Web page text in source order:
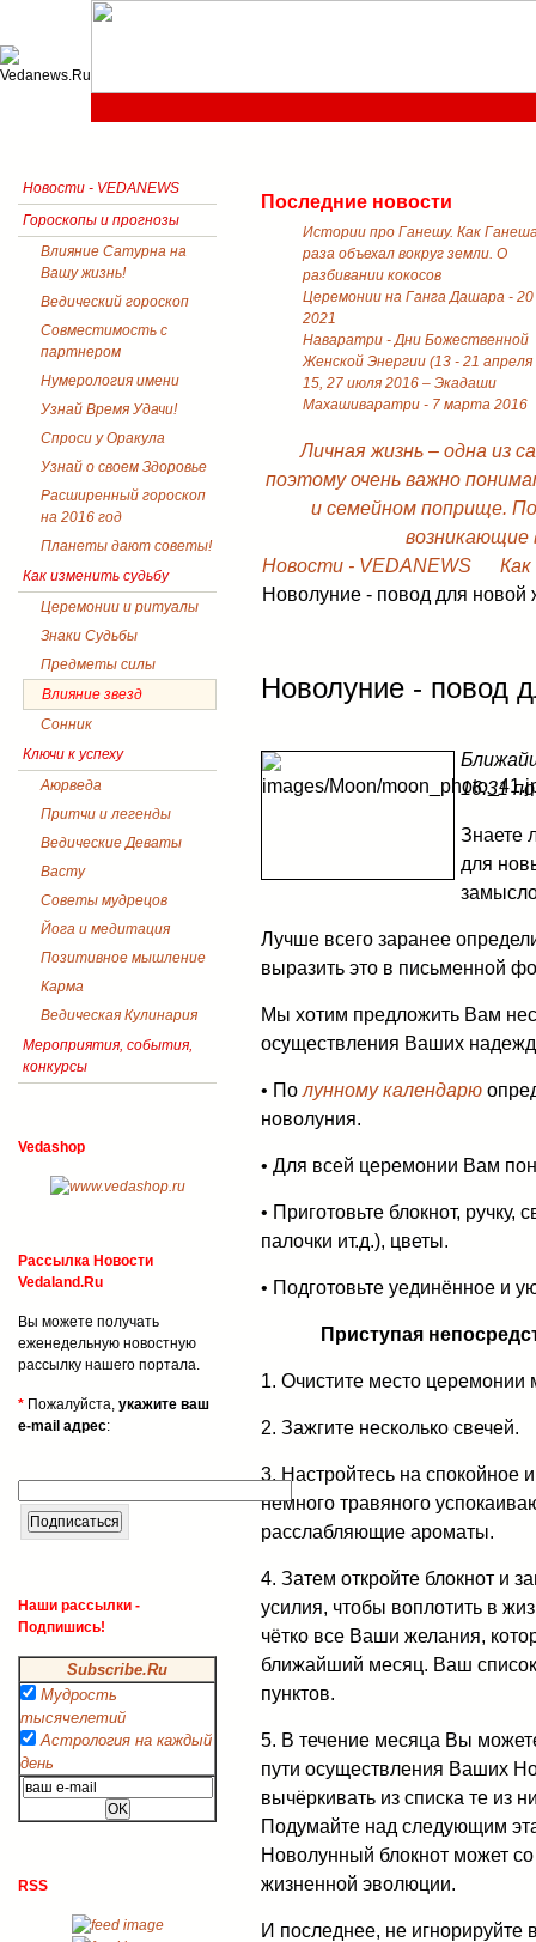
Последние новости
Истории про Ганешу. Как
раза объехал вокруг земли. О
разбивании кокосов
Церемонии на Ганга Дашара -
2021
Наваратри - Дни Божественной
Женской Энергии (13 - 21 апреля
15, 27 июля 2016 – Экадаши
Махашиваратри - 7 марта 2016
Личная жизнь – одна из
поэтому очень важно
и семейном поприще.
возникающие
Новости - VEDANEWS
Как
Новолуние - повод для новой
Новолуние - повод
16:31
Знаете
для
Лучше всего заранее
выразить это в письменной
Мы хотим предложить Вам
осуществления Ваших
• По лунному календарю
новолуния.
• Для всей церемонии Вам
• Приготовьте блокнот, ручку,
палочки ит.д.), цветы.
• Подготовьте уединённое и
Приступая
1. Очистите место церемонии
2. Зажгите несколько свечей.
3. Настройтесь на спокойное
немного травяного
расслабляющие ароматы.
4. Затем откройте блокнот и
усилия, чтобы воплотить в
чётко все Ваши желания,
ближайший месяц. Ваш список
пунктов.
5. В течение месяца Вы
пути осуществления Ваших
вычёркивать из списка те из
Подумайте над следующим
Новолунный блокнот может
жизненной эволюции.
И последнее, не игнорируйте
Новости - VEDANEWS
Гороскопы и прогнозы
Влияние Сатурна на
Вашу жизнь!
Ведический гороскоп
Совместимость с
партнером
Нумерология имени
Узнай Время Удачи!
Спроси у Оракула
Узнай о своем Здоровье
Расширенный гороскоп
на 2016 год
Планеты дают советы!
Как изменить судьбу
Церемонии и ритуалы
Знаки Судьбы
Предметы силы
Влияние звезд
Сонник
Ключи к успеху
Аюрведа
Притчи и легенды
Ведические Деваты
Васту
Советы мудрецов
Йога и медитация
Позитивное мышление
Карма
Ведическая Кулинария
Мероприятия, события,
конкурсы
Vedashop
Рассылка Новости
Vedaland.Ru
Вы можете получать
еженедельную новостную
рассылку нашего портала.
* Пожалуйста, укажите ваш
e-mail адрес:
Наши рассылки -
Подпишись!
Subscribe.Ru
Мудрость
тысячелетий
Астрология на каждый
день
RSS